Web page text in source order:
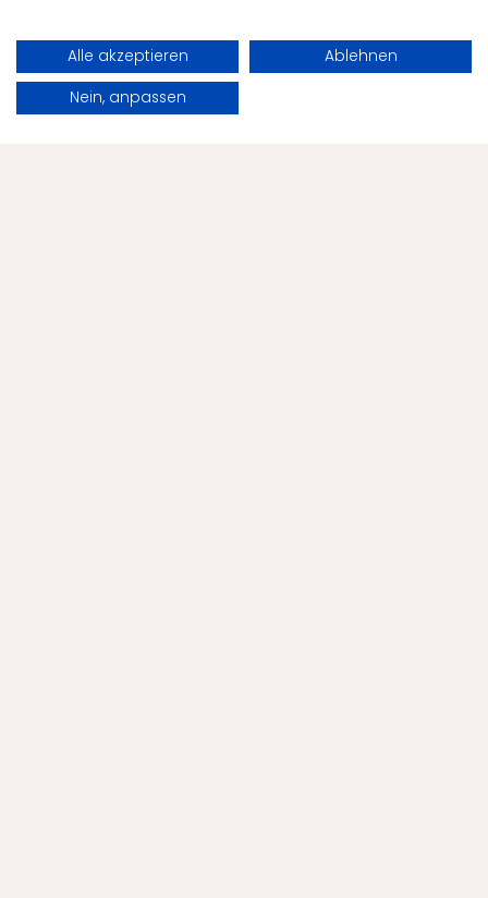
Anfragen
Alle akzeptieren
Ablehnen
Nein, anpassen